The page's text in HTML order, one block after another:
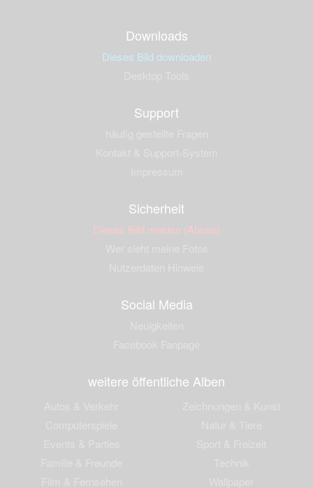
Downloads
Dieses Bild downloaden
Support
Sicherheit
Dieses Bild melden (Abuse)
Social Media
weitere öffentliche Alben